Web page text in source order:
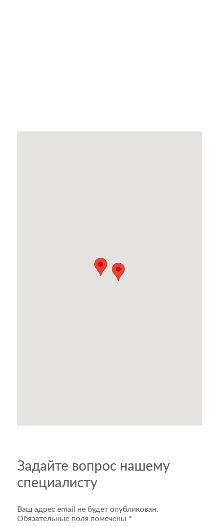
Задайте вопрос нашему
специалисту
Ваш адрес email не будет опубликован.
Обязательные поля помечены *